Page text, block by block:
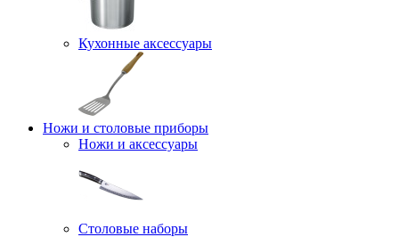
Кухонные аксессуары
Ножи и столовые приборы
Ножи и аксессуары
Столовые наборы